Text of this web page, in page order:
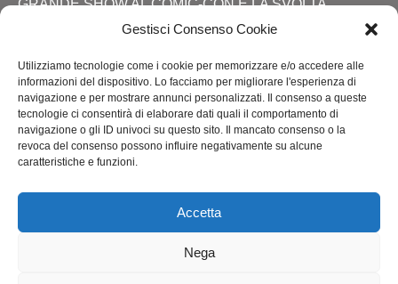
Gestisci Consenso Cookie
Utilizziamo tecnologie come i cookie per memorizzare e/o accedere alle
informazioni del dispositivo. Lo facciamo per migliorare l'esperienza di
navigazione e per mostrare annunci personalizzati. Il consenso a queste
tecnologie ci consentirà di elaborare dati quali il comportamento di
navigazione o gli ID univoci su questo sito. Il mancato consenso o la
revoca del consenso possono influire negativamente su alcune
caratteristiche e funzioni.
Accetta
Nega
GRANDE SHOW AL COMIC-CON E LA SVOLTA
RIMINI, LOLA STAR “ANTICIPA” IL PRIDE CON UNA
“PROMENADE” DI SPETTACOLI SUL LUNGOMARE DA
MAREBELLO A MIRAMARE
24 Luglio 2026
ROMA ACCENDE I RIFLETTORI SULL'ALTA MODA: IL
SOSTENIBILITA' E VISIONE INTERNAZIONALE